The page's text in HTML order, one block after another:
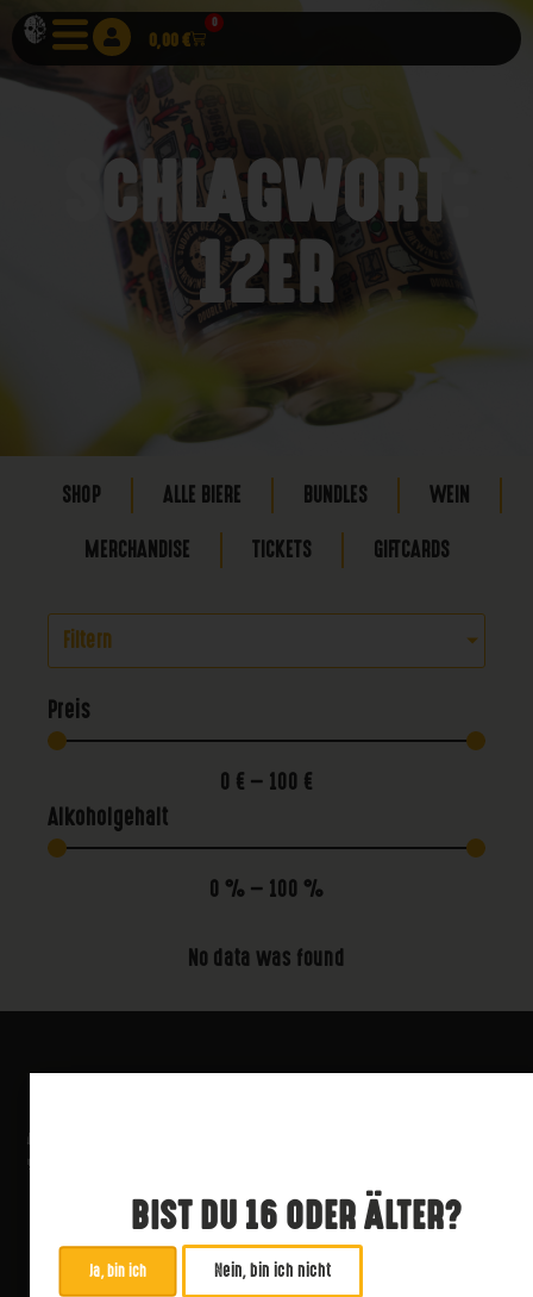
0,00€
0
SCHLAGWORT:
12ER
SHOP ALLE BIERE BUNDLES WEIN
MERCHANDISE TICKETS GIFTCARDS
Filtern
Preis
0 € — 100 €
Alkoholgehalt
0 % — 100 %
No data was found
BIST DU 16 ODER ÄLTER?
Ja, bin ich Nein, bin ich nicht